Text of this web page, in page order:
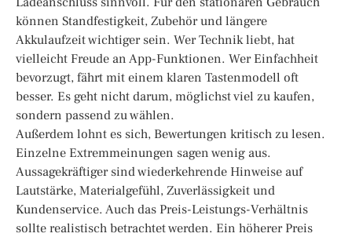
können Standfestigkeit, Zubehör und längere
Akkulaufzeit wichtiger sein. Wer Technik liebt, hat
vielleicht Freude an App-Funktionen. Wer Einfachheit
bevorzugt, fährt mit einem klaren Tastenmodell oft
besser. Es geht nicht darum, möglichst viel zu kaufen,
sondern passend zu wählen.
Außerdem lohnt es sich, Bewertungen kritisch zu lesen.
Einzelne Extremmeinungen sagen wenig aus.
Aussagekräftiger sind wiederkehrende Hinweise auf
Lautstärke, Materialgefühl, Zuverlässigkeit und
Kundenservice. Auch das Preis-Leistungs-Verhältnis
sollte realistisch betrachtet werden. Ein höherer Preis